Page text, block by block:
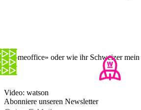
«Homeoffice» oder wie ihr Schweizer mein
Video: watson
Abonniere unseren Newsletter